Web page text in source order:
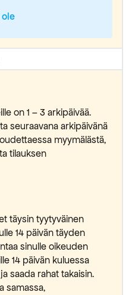
ole
on 1 – 3 arkipäivää.
seuraavana arkipäivänä
myymälästä,
tilauksen
täysin tyytyväinen
14 päivän täyden
sinulle oikeuden
14 päivän kuluessa
saada rahat takaisin.
samassa,